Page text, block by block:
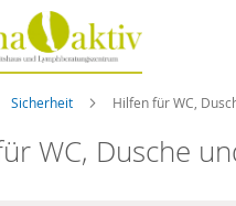
Sicherheit Hilfen für WC,
WC, Dusche